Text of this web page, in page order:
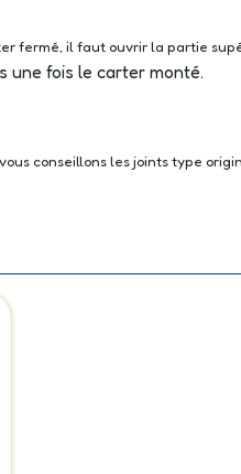
fermé, il faut ouvrir la partie
une fois le carter monté.
conseillons les joints type